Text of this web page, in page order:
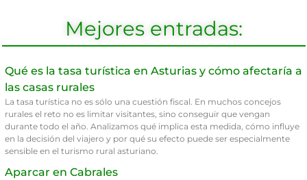
Mejores entradas:
Qué es la tasa turística en Asturias y cómo afectaría a
las casas rurales
La tasa turística no es sólo una cuestión fiscal. En muchos concejos
rurales el reto no es limitar visitantes, sino conseguir que vengan
durante todo el año. Analizamos qué implica esta medida, cómo influye
en la decisión del viajero y por qué su efecto puede ser especialmente
sensible en el turismo rural asturiano.
Aparcar en Cabrales